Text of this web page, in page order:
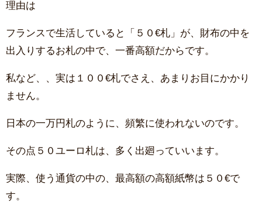
理由は
フランスで生活していると「５０€札」が、財布の中を
出入りするお札の中で、一番高額だからです。
私など、、実は１００€札でさえ、あまりお目にかかり
ません。
日本の一万円札のように、頻繁に使われないのです。
その点５０ユーロ札は、多く出廻っていいます。
実際、使う通貨の中の、最高額の高額紙幣は５０€で
す。